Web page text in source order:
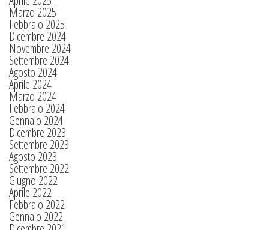
Marzo 2025
Febbraio 2025
Dicembre 2024
Novembre 2024
Settembre 2024
Agosto 2024
Aprile 2024
Marzo 2024
Febbraio 2024
Gennaio 2024
Dicembre 2023
Settembre 2023
Agosto 2023
Settembre 2022
Giugno 2022
Aprile 2022
Febbraio 2022
Gennaio 2022